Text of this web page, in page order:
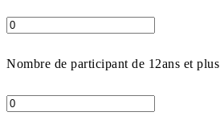
Nombre de participant de 12ans et plus